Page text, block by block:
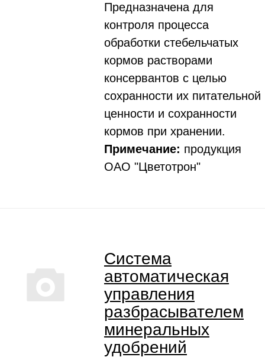
Предназначена для
контроля процесса
обработки стебельчатых
кормов растворами
консервантов с целью
сохранности их питательной
ценности и сохранности
кормов при хранении.
Примечание: продукция
ОАО "Цветотрон"
Система
автоматическая
управления
разбрасывателем
минеральных
удобрений